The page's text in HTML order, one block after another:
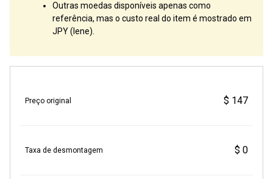
Outras moedas disponíveis apenas como
referência, mas o custo real do item é mostrado em
JPY (Iene).
Preço original $ 147
Taxa de desmontagem $ 0